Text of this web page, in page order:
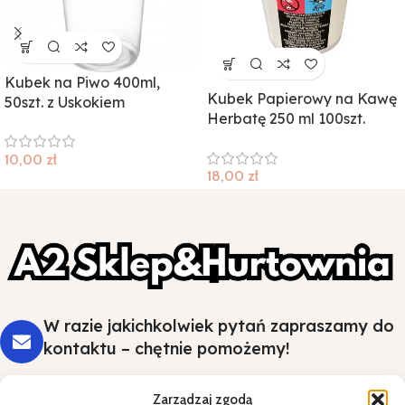
Zarządzaj zgodą
Kubek na Piwo 400ml,
50szt. z Uskokiem
10,00 zł
Kubek Papierowy na Kawę
Herbatę 250 ml 100szt.
18,00 zł
W razie jakichkolwiek pytań zapraszamy do
kontaktu – chętnie pomożemy!